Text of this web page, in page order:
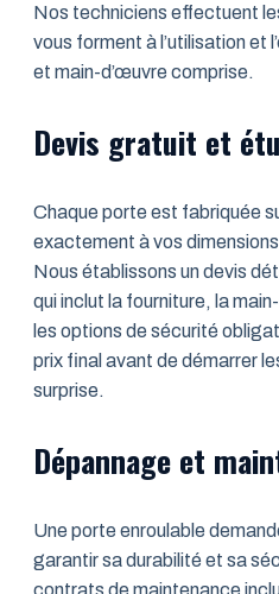
Nos techniciens effectuent
vous forment à l’utilisation et
et main-d’œuvre comprise.
Devis gratuit et
Chaque porte est fabriquée
exactement à vos
Nous établissons un devis
qui inclut la fourniture, la
les options de sécurité
prix final avant de démarrer
surprise.
Dépannage et
Une porte enroulable
garantir sa durabilité et sa